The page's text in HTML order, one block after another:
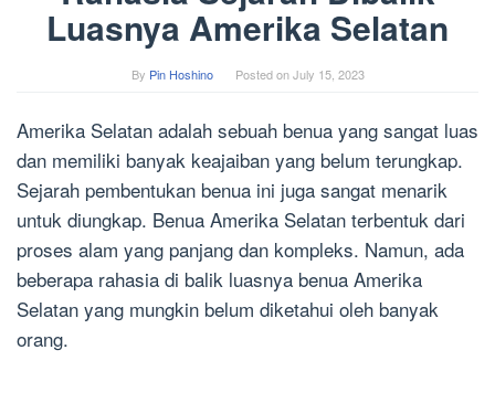
Luasnya Amerika Selatan
By Pin Hoshino Posted onJuly 15, 2023
Amerika Selatan adalah sebuah benua yang sangat luas
dan memiliki banyak keajaiban yang belum terungkap.
Sejarah pembentukan benua ini juga sangat menarik
untuk diungkap. Benua Amerika Selatan terbentuk dari
proses alam yang panjang dan kompleks. Namun, ada
beberapa rahasia di balik luasnya benua Amerika
Selatan yang mungkin belum diketahui oleh banyak
orang.